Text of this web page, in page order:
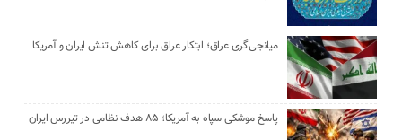
میانجی‌گری عراق؛ ابتکار عراق برای کاهش تنش ایران و آمریکا
پاسخ موشکی سپاه به آمریکا؛ ۸۵ هدف نظامی در تیررس ایران